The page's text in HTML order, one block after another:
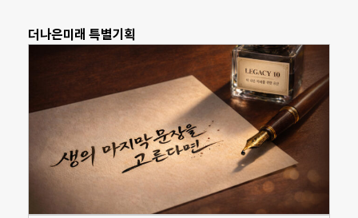
더나은미래 특별기획